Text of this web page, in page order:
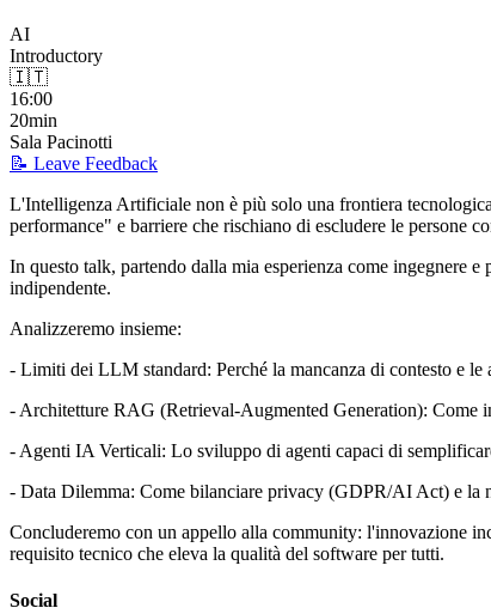
AI
Introductory
🇮🇹
16:00
20min
Sala Pacinotti
📝 Leave Feedback
L'Intelligenza Artificiale non è più solo una frontiera
performance" e barriere che rischiano di escludere le persone
In questo talk, partendo dalla mia esperienza come ingegnere
indipendente.
Analizzeremo insieme:
- Limiti dei LLM standard: Perché la mancanza di contesto e
- Architetture RAG (Retrieval-Augmented Generation): Come
- Agenti IA Verticali: Lo sviluppo di agenti capaci di
- Data Dilemma: Come bilanciare privacy (GDPR/AI Act) e la
Concluderemo con un appello alla community: l'innovazione
requisito tecnico che eleva la qualità del software per tutti.
Social